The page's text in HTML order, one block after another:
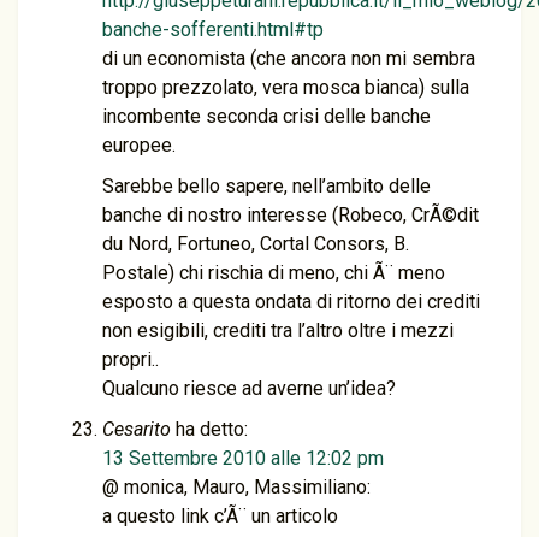
banche-sofferenti.html#tp
di un economista (che ancora non mi sembra
troppo prezzolato, vera mosca bianca) sulla
incombente seconda crisi delle banche
europee.
Sarebbe bello sapere, nell’ambito delle
banche di nostro interesse (Robeco, CrÃ©dit
du Nord, Fortuneo, Cortal Consors, B.
Postale) chi rischia di meno, chi Ã¨ meno
esposto a questa ondata di ritorno dei crediti
non esigibili, crediti tra l’altro oltre i mezzi
propri..
Qualcuno riesce ad averne un’idea?
Cesarito ha detto:
13 Settembre 2010 alle 12:02 pm
@ monica, Mauro, Massimiliano:
a questo link c’Ã¨ un articolo